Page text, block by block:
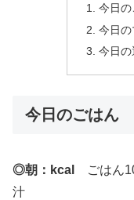
今日
今日
今日の
今日のごはん
◎朝：kcal
ごはん
汁